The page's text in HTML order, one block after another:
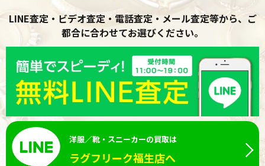
LINE査定・ビデオ査定・電話査定・メール査定等から、ご
都合に合わせてお選びください。
洋服／靴・スニーカーの買取は
ラグフリーク福生店へ